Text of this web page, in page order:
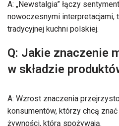
A: „Newstalgia” łączy
nowoczesnymi
tradycyjnej kuchni polskiej.
Q: Jakie znaczenie
w składzie
A: Wzrost znaczenia
konsumentów, którzy chcą
żywności, którą spożywają.